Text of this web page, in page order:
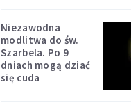
Niezawodna
modlitwa do św.
Szarbela. Po 9
dniach mogą dziać
się cuda